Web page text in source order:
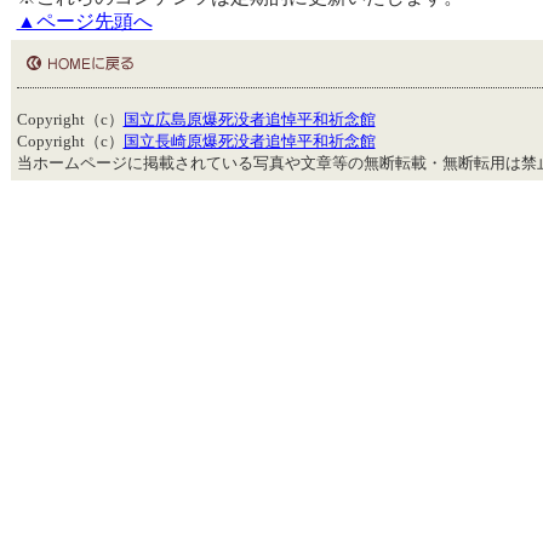
▲ページ先頭へ
Copyright（c）
国立広島原爆死没者追悼平和祈念館
Copyright（c）
国立長崎原爆死没者追悼平和祈念館
当ホームページに掲載されている写真や文章等の無断転載・無断転用は禁